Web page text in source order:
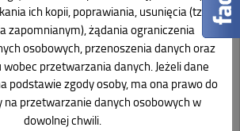
ich kopii, poprawiania, usunięcia (tzw.
zapomnianym), żądania ograniczenia
osobowych, przenoszenia danych oraz
przetwarzania danych. Jeżeli dane
podstawie zgody osoby, ma ona prawo do
na przetwarzanie danych osobowych w
dowolnej chwili.